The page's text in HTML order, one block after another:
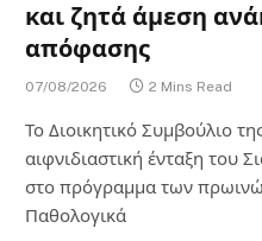
και ζητά άμεση
απόφασης
07/08/2026 2 Mins Read
Το Διοικητικό Συμβούλιο
αιφνιδιαστική ένταξη του
στο πρόγραμμα των
Παθολογικά